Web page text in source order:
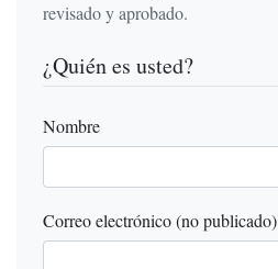
revisado y aprobado.
¿Quién es usted?
Nombre
Correo electrónico (no publicado)